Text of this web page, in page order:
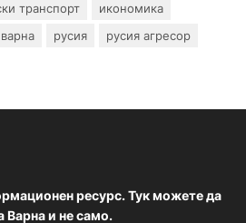
транспорт
икономика
русия
русия агресор
ресурс. Тук можете да
Варна и не само.